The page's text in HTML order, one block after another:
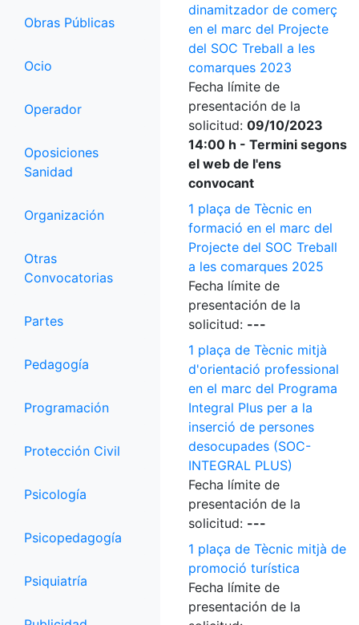
Obras Públicas
Ocio
Operador
Oposiciones
Sanidad
Organización
Otras
Convocatorias
Partes
Pedagogía
Programación
Protección Civil
Psicología
Psicopedagogía
Psiquiatría
dinamitzador de comerç
en el marc del Projecte
del SOC Treball a les
comarques 2023
Fecha límite de
presentación de la
solicitud: 09/10/2023
14:00 h - Termini segons
el web de l'ens
convocant
1 plaça de Tècnic en
formació en el marc del
Projecte del SOC Treball
a les comarques 2025
Fecha límite de
presentación de la
solicitud: ---
1 plaça de Tècnic mitjà
d'orientació professional
en el marc del Programa
Integral Plus per a la
inserció de persones
desocupades (SOC-
INTEGRAL PLUS)
Fecha límite de
presentación de la
solicitud: ---
1 plaça de Tècnic mitjà de
promoció turística
Fecha límite de
presentación de la